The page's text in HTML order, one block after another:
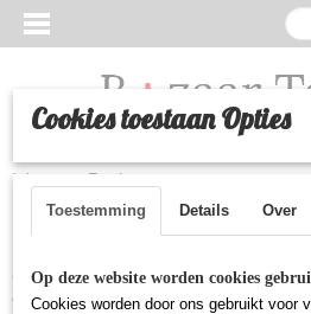
Inloggen Registreren
Home >Huishoudelijke artikelen>
hapjes/zoetigheid (groot) - Goud
Cookies toestaan Opties
Toestemming Details Over
Op deze website worden cookies
Cookies worden door ons gebruikt voor